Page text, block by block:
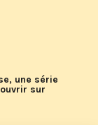
une série
sur